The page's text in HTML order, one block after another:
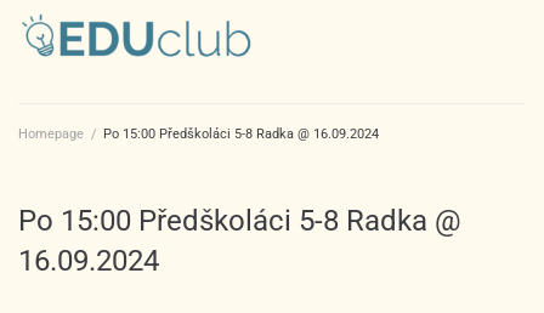
Homepage / Po 15:00 Předškoláci 5-8 Radka @ 16.09.2024
Po 15:00 Předškoláci 5-8 Radka @
16.09.2024